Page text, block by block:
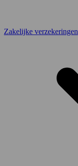
Zakelijke verzekeringen